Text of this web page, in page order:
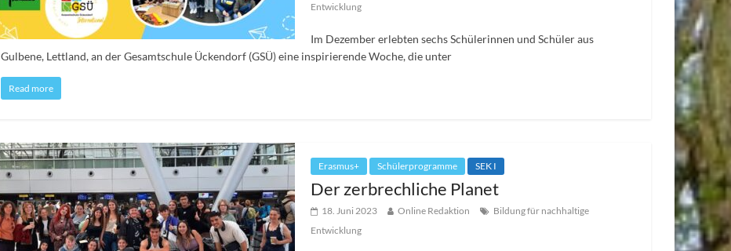
Entwicklung
Im Dezember erlebten sechs Schülerinnen und Schüler aus
Gulbene, Lettland, an der Gesamtschule Ückendorf (GSÜ) eine inspirierende Woche, die unter
Read more
Erasmus+ Schülerprogramme SEK I
Der zerbrechliche Planet
18. Juni 2023 Online Redaktion
Bildung für nachhaltige
Entwicklung